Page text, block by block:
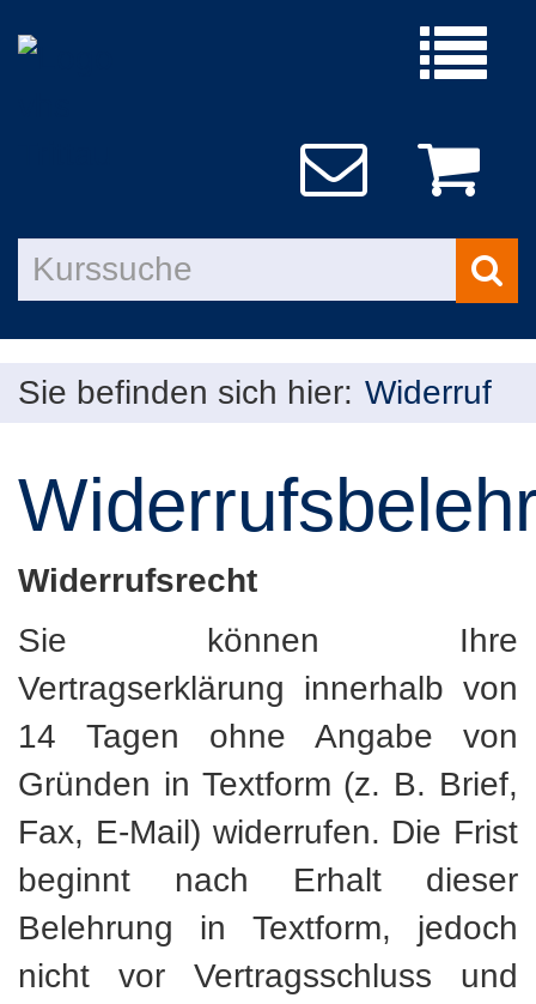
Menü
Sie befinden sich hier: Widerruf
Widerrufsrecht
Sie können Ihre
Vertragserklärung innerhalb von
14 Tagen ohne Angabe von
Gründen in Textform (z. B. Brief,
Fax, E-Mail) widerrufen. Die Frist
beginnt nach Erhalt dieser
Belehrung in Textform, jedoch
nicht vor Vertragsschluss und